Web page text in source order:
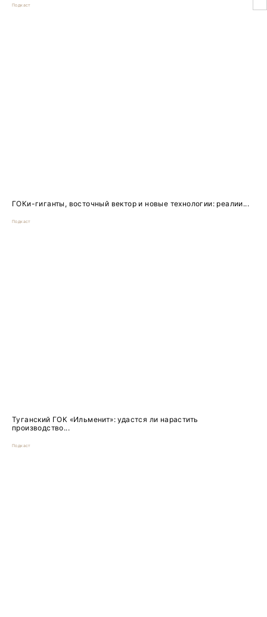
Подкаст
ГОКи-гиганты, восточный вектор и новые технологии: реалии...
Подкаст
Туганский ГОК «Ильменит»: удастся ли нарастить
производство...
Подкаст